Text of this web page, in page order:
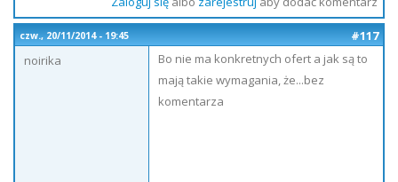
czw., 20/11/2014 - 19:45
#117
noirika
Bo nie ma konkretnych ofert a jak są to
mają takie wymagania, że...bez
komentarza